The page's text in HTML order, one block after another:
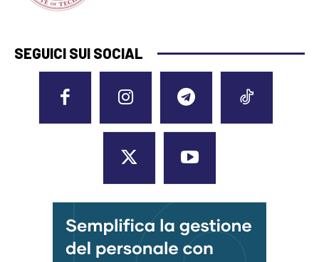
SEGUICI SUI SOCIAL